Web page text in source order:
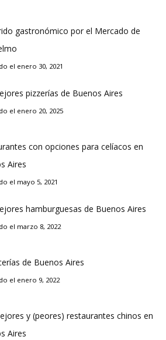
gastronómico por el Mercado de
el enero 30, 2021
pizzerías de Buenos Aires
el enero 20, 2025
con opciones para celíacos en
Aires
el mayo 5, 2021
hamburguesas de Buenos Aires
el marzo 8, 2022
de Buenos Aires
el enero 9, 2022
y (peores) restaurantes chinos en
Aires